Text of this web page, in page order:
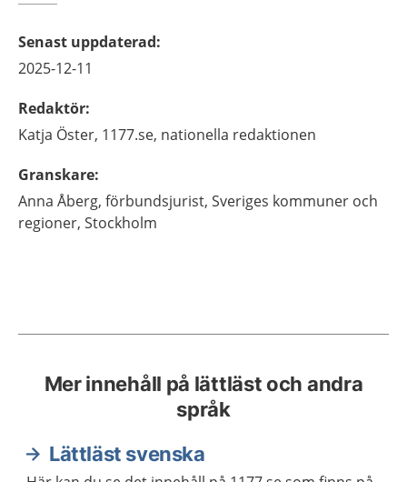
Senast uppdaterad:
2025-12-11
Redaktör:
Katja Öster, 1177.se, nationella redaktionen
Granskare:
Anna Åberg, förbundsjurist, Sveriges kommuner och
regioner, Stockholm
Mer innehåll på lättläst och andra
språk
Lättläst svenska